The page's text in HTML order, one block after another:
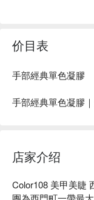
价目表
手部經典單色凝膠
手部經典單色凝膠
店家介绍
Color108 美甲美睫